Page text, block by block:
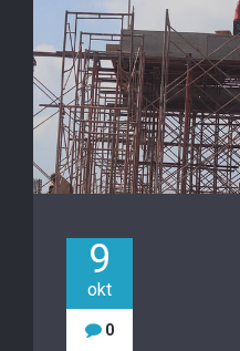
9
okt
0